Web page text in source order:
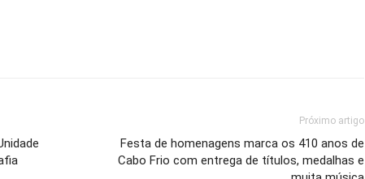
Próximo artigo
Festa de homenagens marca os 410 anos de
Cabo Frio com entrega de títulos, medalhas e